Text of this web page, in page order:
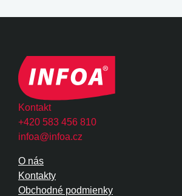
Kontakt
+420 583 456 810
infoa@infoa.cz
O nás
Kontakty
Obchodné podmienky